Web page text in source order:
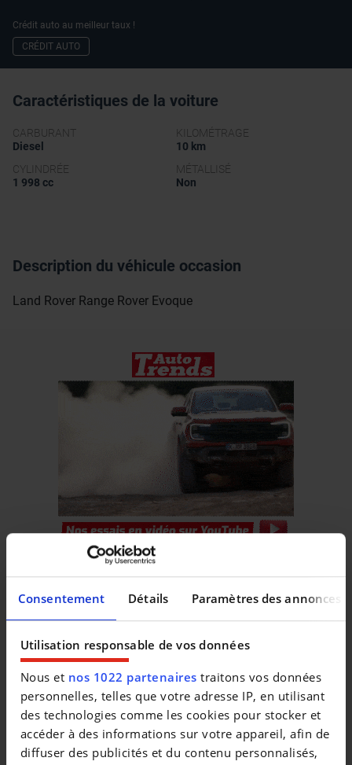
Consentement Détails Paramètres des annonces
Utilisation responsable de vos données
Nous et nos 1022 partenaires traitons vos données
personnelles, telles que votre adresse IP, en utilisant
des technologies comme les cookies pour stocker et
accéder à des informations sur votre appareil, afin de
diffuser des publicités et du contenu personnalisés,
Crédit auto au meilleur taux !
CRÉDIT AUTO
Caractéristiques de la voiture
CARBURANT
Diesel
KILOMÉTRAGE
10 km
CYLINDRÉE
1 998 cc
MÉTALLISÉ
Non
Description du véhicule occasion
Land Rover Range Rover Evoque
Véhicules similaires
LAND ROVER DISCOVERY
19.900 EUR |111.841 km
LAND ROVER RANGE
P400e Vogue *€ 37.000
44.770 EUR 176.471 km